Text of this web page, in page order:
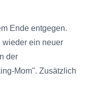
Ende entgegen.
wieder ein neuer
der
Mom". Zusätzlich